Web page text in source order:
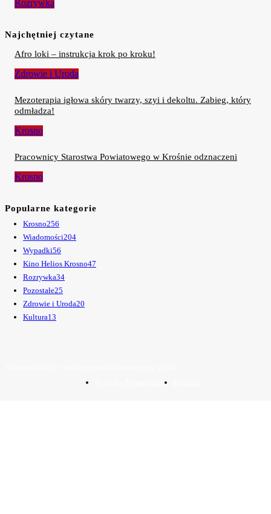
Rozrywka
Najchętniej czytane
Afro loki – instrukcja krok po kroku!
Zdrowie i Uroda
Mezoterapia igłowa skóry twarzy, szyi i dekoltu. Zabieg, który
odmładza!
Krosno
Pracownicy Starostwa Powiatowego w Krośnie odznaczeni
Krosno
Popularne kategorie
Krosno256
Wiadomości204
Wypadki56
Kino Helios Krosno47
Rozrywka34
Pozostałe25
Zdrowie i Uroda20
Kultura13